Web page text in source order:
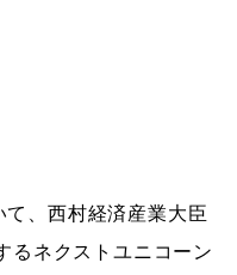
、西村経済産業大臣
るネクストユニコーン